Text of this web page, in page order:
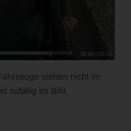
00:00 | 00:26
stehen nicht im
zufällig im Bild.